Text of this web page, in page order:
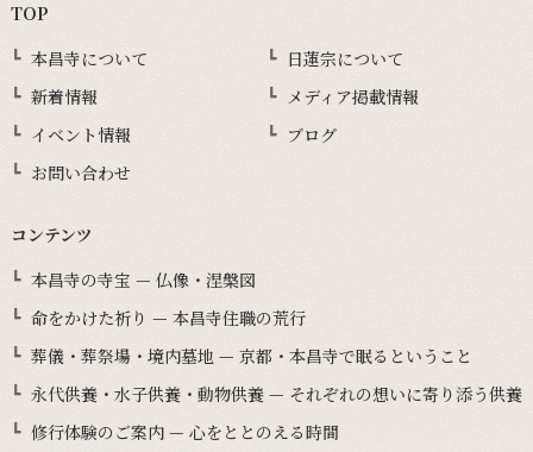
TOP
本昌寺について
日蓮宗について
新着情報
メディア掲載情報
イベント情報
ブログ
お問い合わせ
コンテンツ
本昌寺の寺宝 — 仏像・涅槃図
命をかけた祈り — 本昌寺住職の荒行
葬儀・葬祭場・境内墓地 — 京都・本昌寺で眠るということ
永代供養・水子供養・動物供養 — それぞれの想いに寄り添う供養
修行体験のご案内 — 心をととのえる時間